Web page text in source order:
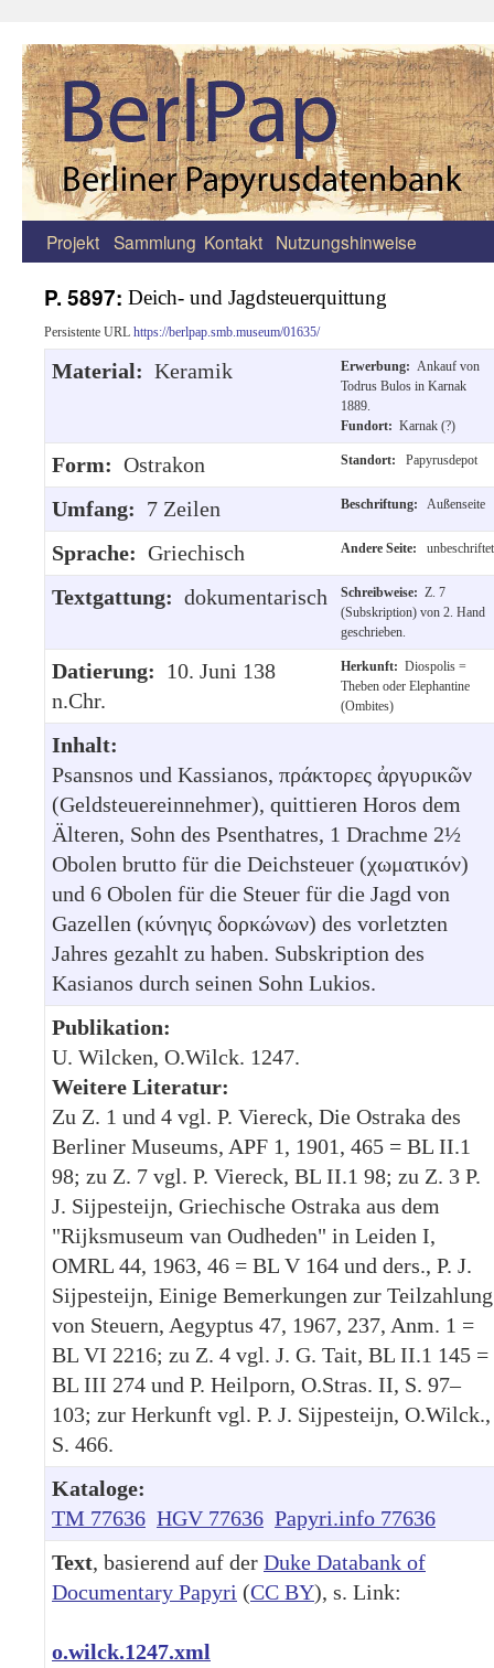
Zum
springen
Projekt Sammlung Kontakt Nutzungshinweise
P. 5897: Deich- und Jagdsteuerquittung
Persistente URL https://berlpap.smb.museum/01635/
Material: Keramik Erwerbung: Ankauf von
Todrus Bulos in Karnak
1889.
Fundort: Karnak (?)
Form: Ostrakon Standort: Papyrusdepot
Umfang: 7 Zeilen Beschriftung: Außenseite
Sprache: Griechisch Andere Seite: unbeschriftet
Textgattung: dokumentarisch Schreibweise: Z. 7
(Subskription) von 2. Hand
geschrieben.
Datierung: 10. Juni 138
n.Chr.
Herkunft: Diospolis =
Theben oder Elephantine
(Ombites)
Inhalt:
Psansnos und Kassianos, πράκτορες ἀργυρικῶν
(Geldsteuereinnehmer), quittieren Horos dem
Älteren, Sohn des Psenthatres, 1 Drachme 2½
Obolen brutto für die Deichsteuer (χωματικόν)
und 6 Obolen für die Steuer für die Jagd von
Gazellen (κύνηγις δορκώνων) des vorletzten
Jahres gezahlt zu haben. Subskription des
Kasianos durch seinen Sohn Lukios.
Publikation:
U. Wilcken, O.Wilck. 1247.
Weitere Literatur:
Zu Z. 1 und 4 vgl. P. Viereck, Die Ostraka des
Berliner Museums, APF 1, 1901, 465 = BL II.1
98; zu Z. 7 vgl. P. Viereck, BL II.1 98; zu Z. 3 P.
J. Sijpesteijn, Griechische Ostraka aus dem
"Rijksmuseum van Oudheden" in Leiden I,
OMRL 44, 1963, 46 = BL V 164 und ders., P. J.
Sijpesteijn, Einige Bemerkungen zur Teilzahlung
von Steuern, Aegyptus 47, 1967, 237, Anm. 1 =
BL VI 2216; zu Z. 4 vgl. J. G. Tait, BL II.1 145 =
BL III 274 und P. Heilporn, O.Stras. II, S. 97–
103; zur Herkunft vgl. P. J. Sijpesteijn, O.Wilck.,
S. 466.
Kataloge:
TM 77636 HGV 77636 Papyri.info 77636
Text, basierend auf der Duke Databank of
Documentary Papyri (CC BY), s. Link:
o.wilck.1247.xml